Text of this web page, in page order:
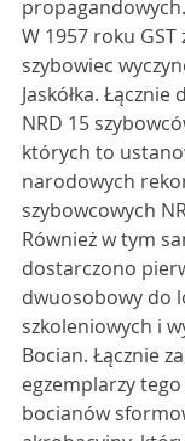
propagandowych.
W 1957 roku GST
szybowiec
Jaskółka.
NRD 15
których to
narodowych
szybowcowych
Również w tym
dostarczono
dwuosobowy do
szkoleniowych i
Bocian. Łącznie
egzemplarzy
bocianów